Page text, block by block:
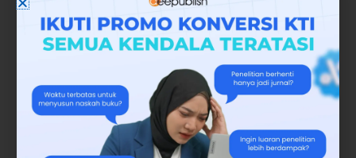
4. Teknik Menulis
dengan Menggunakan Model Kutipan
Langsung
Pada model ini, kita sebagai penulis bisa
mengelaborasi perkataan-perkataan yang